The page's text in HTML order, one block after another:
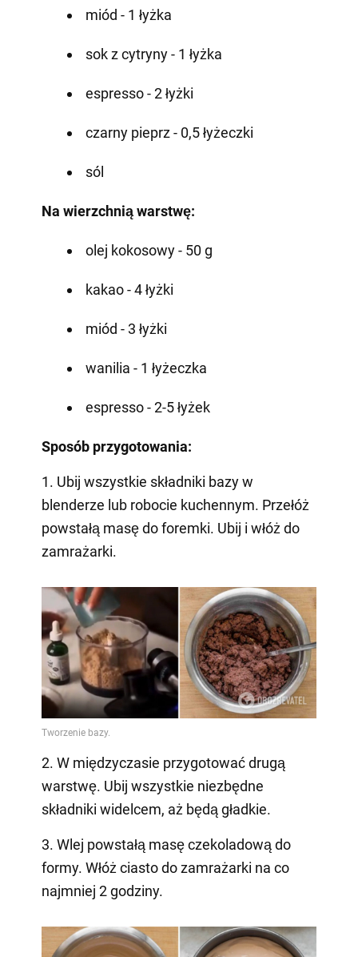
miód - 1 łyżka
sok z cytryny - 1 łyżka
espresso - 2 łyżki
czarny pieprz - 0,5 łyżeczki
sól
Na wierzchnią warstwę:
olej kokosowy - 50 g
kakao - 4 łyżki
miód - 3 łyżki
wanilia - 1 łyżeczka
espresso - 2-5 łyżek
Sposób przygotowania:
1. Ubij wszystkie składniki bazy w
blenderze lub robocie kuchennym. Przełóż
powstałą masę do foremki. Ubij i włóż do
zamrażarki.
2. W międzyczasie przygotować drugą
warstwę. Ubij wszystkie niezbędne
składniki widelcem, aż będą gładkie.
3. Wlej powstałą masę czekoladową do
formy. Włóż ciasto do zamrażarki na co
najmniej 2 godziny.